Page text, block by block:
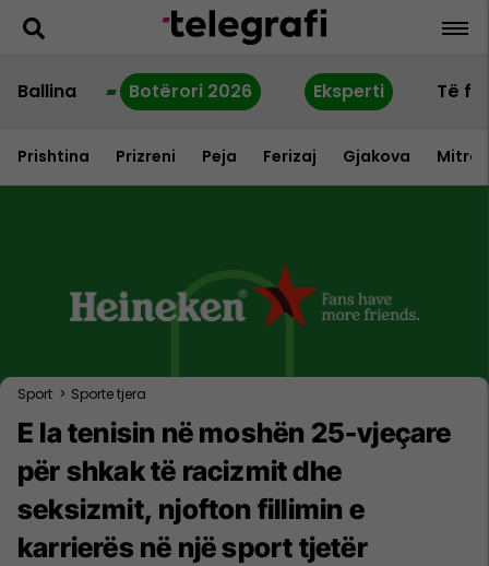
Ballina Botërori 2026 Eksperti Të
Prishtina Prizreni Peja Ferizaj Gjakova
Sport > Sporte tjera
E la tenisin në moshën 25-vjeçare
për shkak të racizmit dhe
seksizmit, njofton fillimin e
karrierës në një sport tjetër